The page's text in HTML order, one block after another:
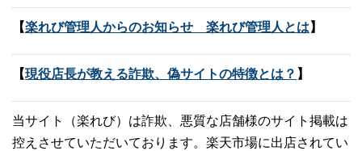
【楽れび管理人からのお知らせ 楽れび管理人とは 】
【現役店長が教える詐欺、偽サイトの特徴とは？ 】
当サイト（楽れび）は詐欺、悪質な店舗様のサイト掲載は
控えさせていただいております。楽天市場に出店されてい